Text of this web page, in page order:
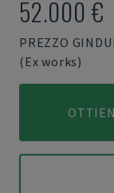
52.000 €
PREZZO
(Ex works)